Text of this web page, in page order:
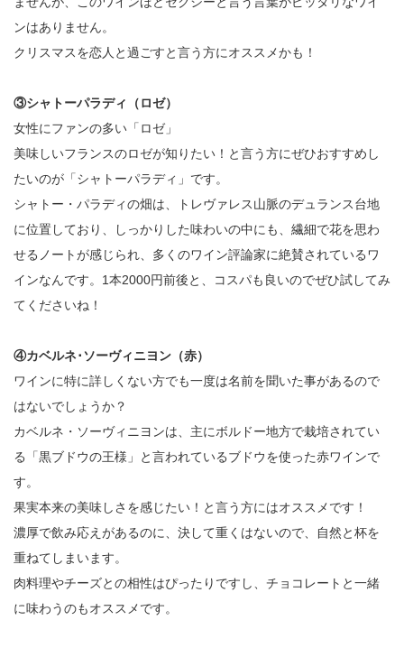
ンはありません。
クリスマスを恋人と過ごすと言う方にオススメかも！
③シャトーパラディ（ロゼ）
女性にファンの多い「ロゼ」
美味しいフランスのロゼが知りたい！と言う方にぜひおすすめし
たいのが「シャトーパラディ」です。
シャトー・パラディの畑は、トレヴァレス山脈のデュランス台地
に位置しており、しっかりした味わいの中にも、繊細で花を思わ
せるノートが感じられ、多くのワイン評論家に絶賛されているワ
インなんです。1本2000円前後と、コスパも良いのでぜひ試してみ
てくださいね！
④カベルネ･ソーヴィニヨン（赤）
ワインに特に詳しくない方でも一度は名前を聞いた事があるので
はないでしょうか？
カベルネ・ソーヴィニヨンは、主にボルドー地方で栽培されてい
る「黒ブドウの王様」と言われているブドウを使った赤ワインで
す。
果実本来の美味しさを感じたい！と言う方にはオススメです！
濃厚で飲み応えがあるのに、決して重くはないので、自然と杯を
重ねてしまいます。
肉料理やチーズとの相性はぴったりですし、チョコレートと一緒
に味わうのもオススメです。